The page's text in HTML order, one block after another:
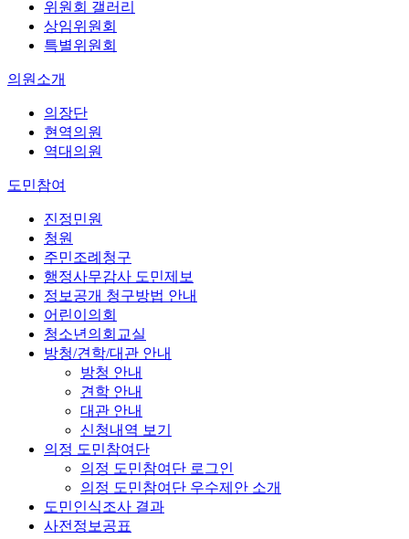
위원회 갤러리
상임위원회
특별위원회
의원소개
의장단
현역의원
역대의원
도민참여
진정민원
청원
주민조례청구
행정사무감사 도민제보
정보공개 청구방법 안내
어린이의회
청소년의회교실
방청/견학/대관 안내
방청 안내
견학 안내
대관 안내
신청내역 보기
의정 도민참여단
의정 도민참여단 로그인
의정 도민참여단 우수제안 소개
도민인식조사 결과
사전정보공표